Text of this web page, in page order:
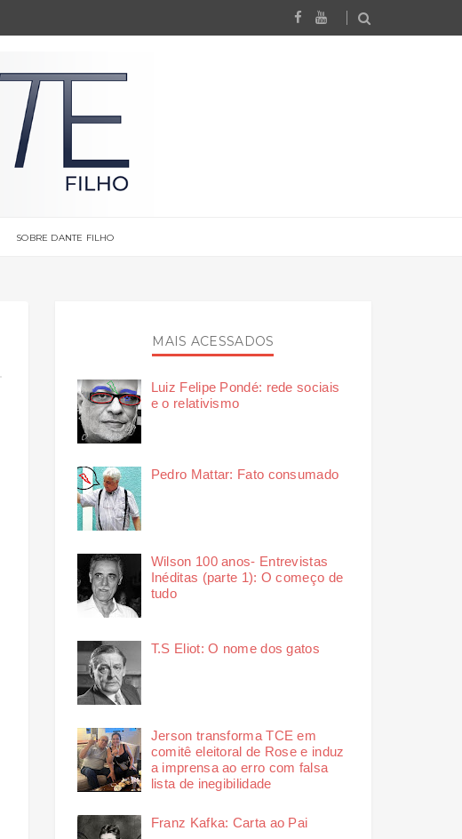
SOBRE DANTE FILHO
MAIS ACESSADOS
Luiz Felipe Pondé: rede sociais
e o relativismo
Pedro Mattar: Fato consumado
Wilson 100 anos- Entrevistas
Inéditas (parte 1): O começo de
tudo
T.S Eliot: O nome dos gatos
Jerson transforma TCE em
comitê eleitoral de Rose e induz
a imprensa ao erro com falsa
lista de inegibilidade
Franz Kafka: Carta ao Pai